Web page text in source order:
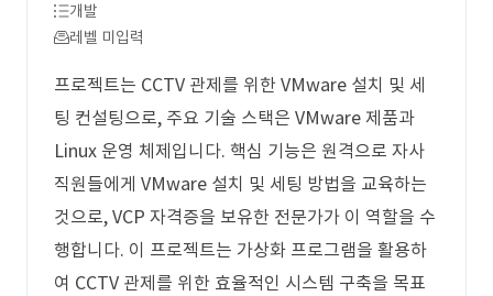
개발
레벨 미입력
프로젝트는 CCTV 관제를 위한 VMware 설치 및 세
팅 컨설팅으로, 주요 기술 스택은 VMware 제품과
Linux 운영 체제입니다. 핵심 기능은 원격으로 자사
직원들에게 VMware 설치 및 세팅 방법을 교육하는
것으로, VCP 자격증을 보유한 전문가가 이 역할을 수
행합니다. 이 프로젝트는 가상화 프로그램을 활용하
여 CCTV 관제를 위한 효율적인 시스템 구축을 목표